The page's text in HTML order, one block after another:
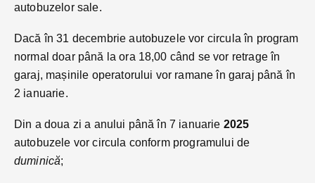
autobuzelor sale.
Dacă în 31 decembrie autobuzele vor circula în program
normal doar până la ora 18,00 când se vor retrage în
garaj, mașinile operatorului vor ramane în garaj până în
2 ianuarie.
Din a doua zi a anului până în 7 ianuarie 2025
autobuzele vor circula conform programului de
duminică;